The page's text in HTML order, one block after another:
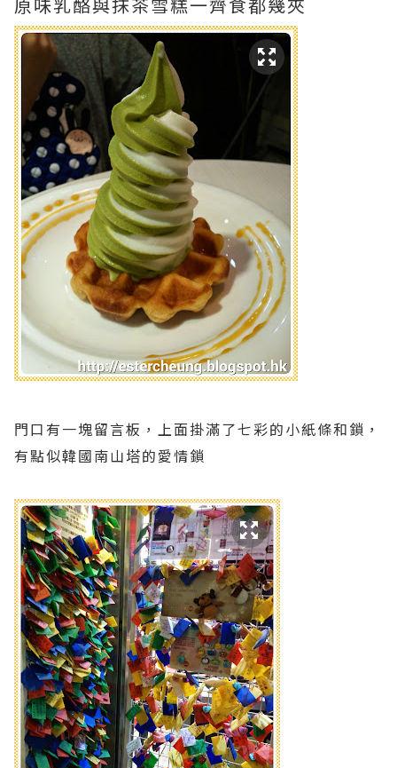
門口有一塊留言板，上面掛滿了七彩的小紙條和鎖，
有點似韓國南山塔的愛情鎖